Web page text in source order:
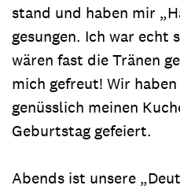
stand und haben mir
gesungen. Ich war echt
wären fast die Tränen
mich gefreut! Wir
genüsslich meinen
Geburtstag gefeiert.
Abends ist unsere